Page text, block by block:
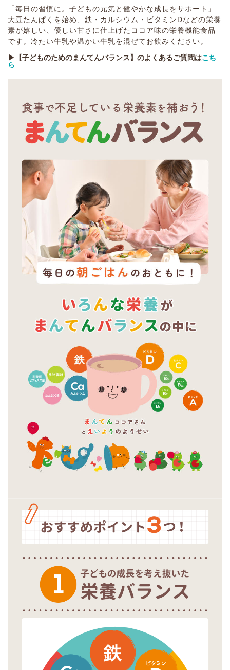
「毎日の習慣に。子どもの元気と健やかな成長をサポート」
大豆たんぱくを始め、鉄・カルシウム・ビタミンDなどの栄養
素が嬉しい、優しい甘さに仕上げたココア味の栄養機能食品
です。冷たい牛乳や温かい牛乳を混ぜてお飲みください。
▶︎【子どものためのまんてんバランス】のよくあるご質問はこち
ら